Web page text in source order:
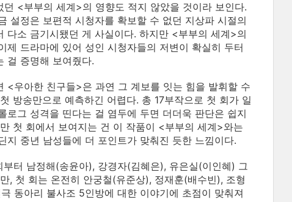
던 <부부의 세계>의 영향도 적지 않았을 것이라 보인다.
설정은 보편적 시청자를 확보할 수 없던 지상파 시절의
다소 금기시됐던 게 사실이다. 하지만 <부부의 세계>의
제 드라마에 있어 성인 시청자들의 저변이 확실히 두터
걸 증명해 보여줬다.
<우아한 친구들>은 과연 그 계보를 잇는 힘을 발휘할 수
방송만으로 예측하긴 어렵다. 총 17부작으로 첫 회가 일
로그 성격을 띤다는 걸 염두에 두면 더더욱 판단은 쉽지
첫 회에서 보여지는 건 이 작품이 <부부의 세계>와는
지 중년 남성들에 더 포인트가 맞춰진 듯한 느낌이다.
부터 남정해(송윤아), 강경자(김혜은), 유은실(이인혜) 그
, 첫 회는 온전히 안궁철(유준상), 정재훈(배수빈), 조형
동아리 불사조 5인방에 대한 이야기에 초점이 맞춰져